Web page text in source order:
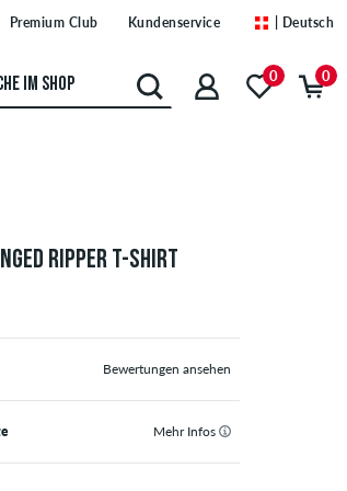
Premium Club Kundenservice | Deutsch
0 0
RIPPER T-SHIRT
Bewertungen ansehen
Mehr Infos